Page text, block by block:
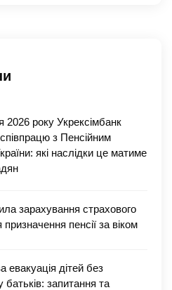
2026 року Укрексімбанк
з Пенсійним
які наслідки це матиме
зарахування страхового
пенсії за віком
евакуація дітей без
батьків: запитання та